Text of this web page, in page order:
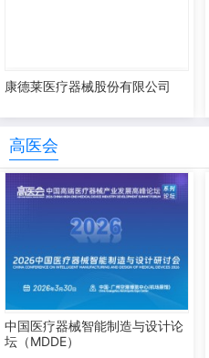
康德莱医疗器械股份有限公司
高医会
中国医疗器械智能制造与设计论
坛（MDDE）